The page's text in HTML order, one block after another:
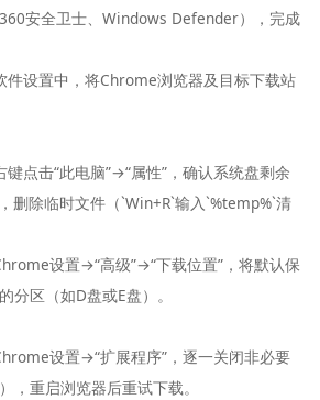
安全卫士、Windows Defender），完成
件设置中，将Chrome浏览器及目标下载站
点击“此电脑”→“属性”，确认系统盘剩余
删除临时文件（`Win+R`输入`%temp%`清
设置→“高级”→“下载位置”，将默认保
分区（如D盘或E盘）。
设置→“扩展程序”，逐一关闭非必要
，重启浏览器后重试下载。